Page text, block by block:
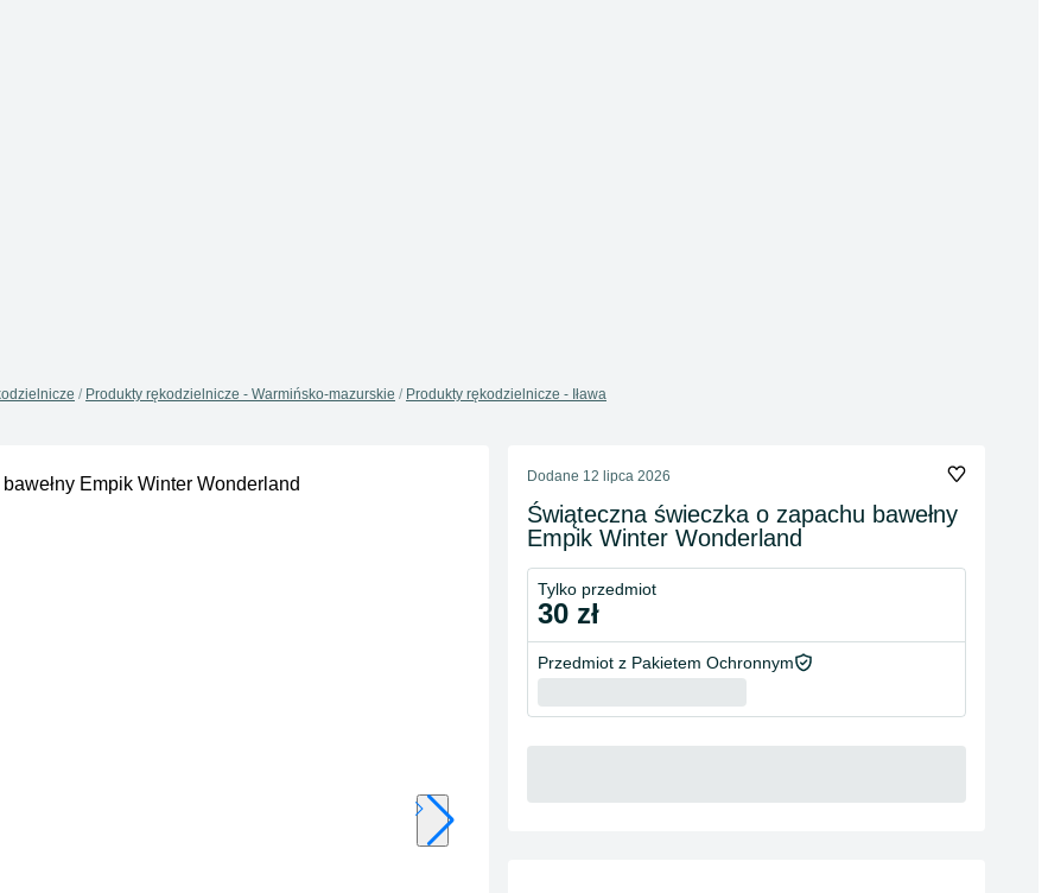
Produkty rękodzielnicze - Warmińsko-mazurskie Produkty rękodzielnicze - Iława
Dodane 12 lipca 2026
Świąteczna świeczka o zapachu bawełny
Empik Winter Wonderland
Tylko przedmiot
30 zł
Przedmiot z Pakietem Ochronnym